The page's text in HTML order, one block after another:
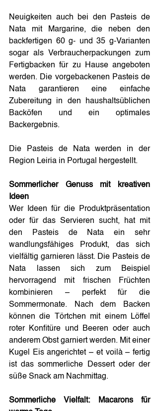
Neuigkeiten auch bei den Pasteis de
Nata mit Margarine, die neben den
backfertigen 60 g- und 35 g-Varianten
sogar als Verbraucherpackungen zum
Fertigbacken für zu Hause angeboten
werden. Die vorgebackenen Pasteis de
Nata garantieren eine einfache
Zubereitung in den haushaltsüblichen
Backöfen und ein optimales
Backergebnis.
Die Pasteis de Nata werden in der
Region Leiria in Portugal hergestellt.
Sommerlicher Genuss mit kreativen
Ideen
Wer Ideen für die Produktpräsentation
oder für das Servieren sucht, hat mit
den Pasteis de Nata ein sehr
wandlungsfähiges Produkt, das sich
vielfältig garnieren lässt. Die Pasteis de
Nata lassen sich zum Beispiel
hervorragend mit frischen Früchten
kombinieren – perfekt für die
Sommermonate. Nach dem Backen
können die Törtchen mit einem Löffel
roter Konfitüre und Beeren oder auch
anderem Obst garniert werden. Mit einer
Kugel Eis angerichtet – et voilà – fertig
ist das sommerliche Dessert oder der
süße Snack am Nachmittag.
Sommerliche Vielfalt: Macarons für